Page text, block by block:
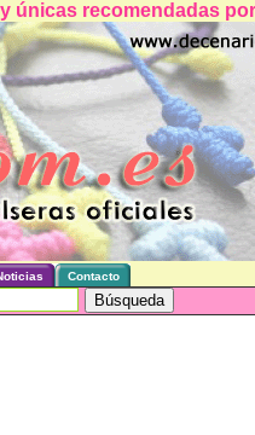
únicas recomendadas
Contacto